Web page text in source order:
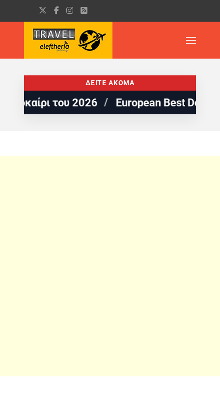
ΔΕΙΤΕ ΑΚΟΜΑ
του 2026 European Best Destinations: 5